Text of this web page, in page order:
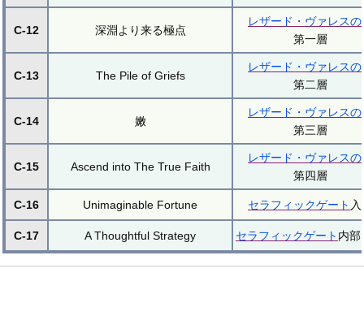
C-12 深淵より来る極点
レザード・ヴァレスの
第一層
C-13 The Pile of Griefs
レザード・ヴァレスの
第二層
C-14 嫩
レザード・ヴァレスの
第三層
C-15 Ascend into The True Faith
レザード・ヴァレスの
第四層
C-16 Unimaginable Fortune セラフィックゲート
C-17 A Thoughtful Strategy セラフィックゲート 内